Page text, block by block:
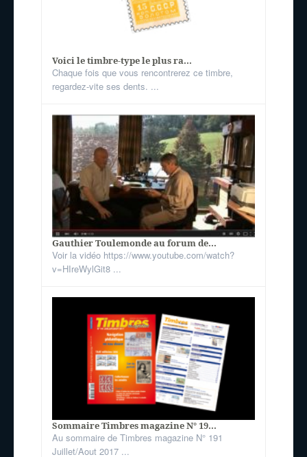
Voici le timbre-type le plus ra...
Chaque fois que vous rencontrerez ce timbre,
regardez-vite ses dents. ...
Gauthier Toulemonde au forum de...
Voir la vidéo https://www.youtube.com/watch?
v=HIreWylGit8 ...
Sommaire Timbres magazine N° 19...
Au sommaire de Timbres magazine N° 191
Juillet/Aout 2017 ...